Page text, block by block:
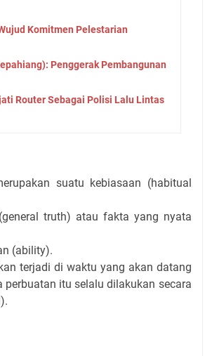
Komitmen Pelestarian
Penggerak Pembangunan
Router Sebagai Polisi Lalu Lintas
suatu kebiasaan (habitual
truth) atau fakta yang nyata
(ability).
terjadi di waktu yang akan datang
itu selalu dilakukan secara